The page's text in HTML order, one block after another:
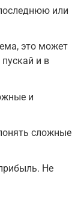
или
это может
и в
и
сложные
Не